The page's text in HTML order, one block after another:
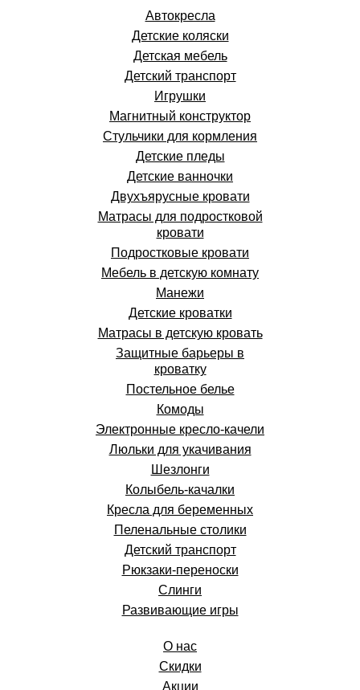
Автокресла
Детские коляски
Детская мебель
Детский транспорт
Игрушки
Магнитный конструктор
Стульчики для кормления
Детские пледы
Детские ванночки
Двухъярусные кровати
Матрасы для подростковой
кровати
Подростковые кровати
Мебель в детскую комнату
Манежи
Детские кроватки
Матрасы в детскую кровать
Защитные барьеры в
кроватку
Постельное белье
Комоды
Электронные кресло-качели
Люльки для укачивания
Шезлонги
Колыбель-качалки
Кресла для беременных
Пеленальные столики
Детский транспорт
Рюкзаки-переноски
Слинги
Развивающие игры
О нас
Скидки
Акции